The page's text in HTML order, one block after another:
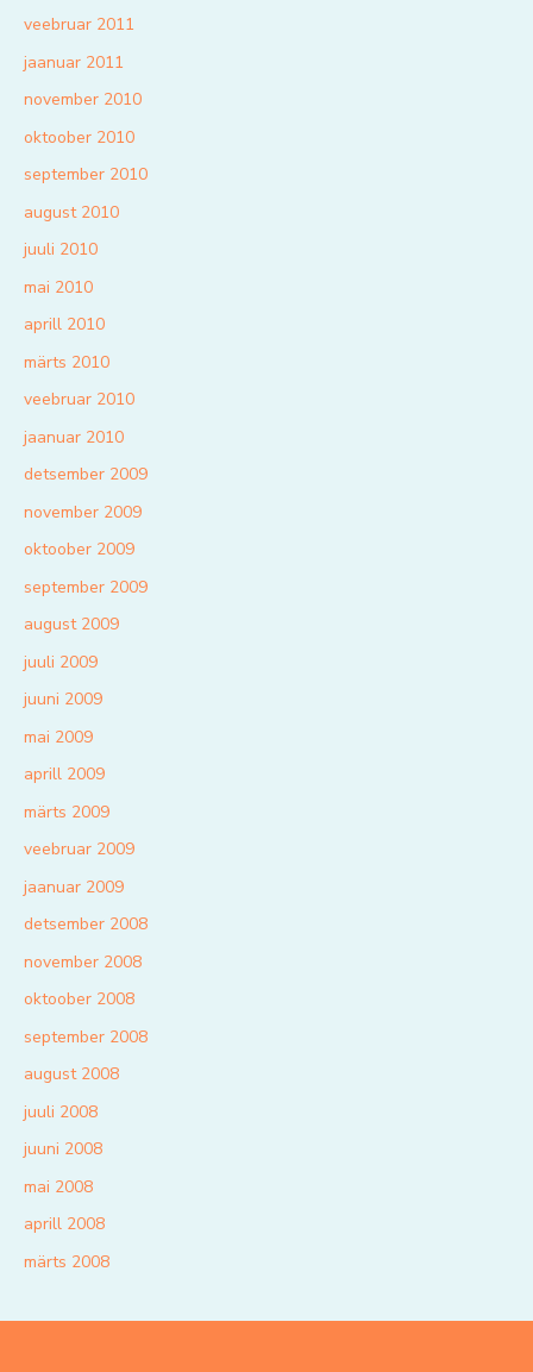
veebruar 2011
jaanuar 2011
november 2010
oktoober 2010
september 2010
august 2010
juuli 2010
mai 2010
aprill 2010
märts 2010
veebruar 2010
jaanuar 2010
detsember 2009
november 2009
oktoober 2009
september 2009
august 2009
juuli 2009
juuni 2009
mai 2009
aprill 2009
märts 2009
veebruar 2009
jaanuar 2009
detsember 2008
november 2008
oktoober 2008
september 2008
august 2008
juuli 2008
juuni 2008
mai 2008
aprill 2008
märts 2008